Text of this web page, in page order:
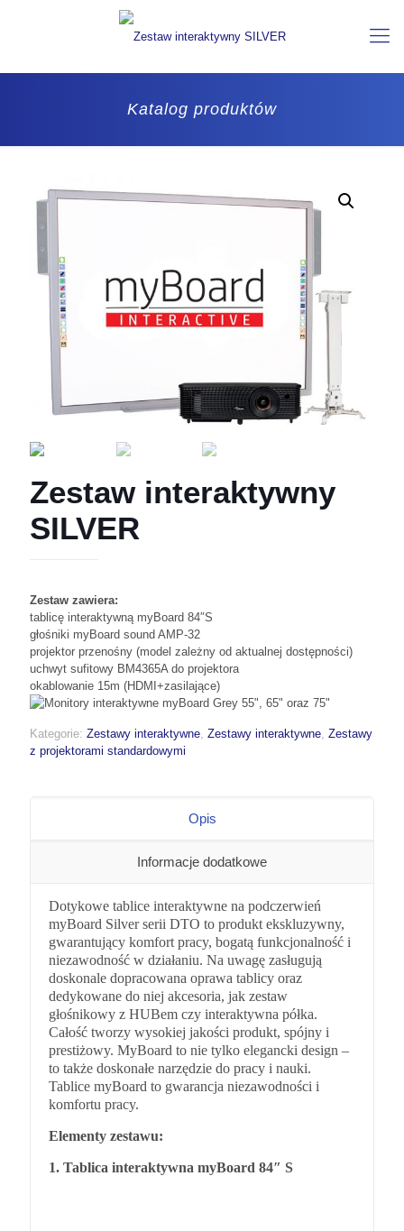
Katalog produktów
Zestaw interaktywny
SILVER
Zestaw zawiera:
tablicę interaktywną myBoard 84″S
głośniki myBoard sound AMP-32
projektor przenośny (model zależny od aktualnej dostępności)
uchwyt sufitowy BM4365A do projektora
okablowanie 15m (HDMI+zasilające)
Kategorie: Zestawy interaktywne Zestawy interaktywne Zestawy
z projektorami standardowymi
Opis
Informacje dodatkowe
Dotykowe tablice interaktywne na podczerwień
myBoard Silver serii DTO to produkt ekskluzywny,
gwarantujący komfort pracy, bogatą funkcjonalność i
niezawodność w działaniu. Na uwagę zasługują
doskonale dopracowana oprawa tablicy oraz
dedykowane do niej akcesoria, jak zestaw
głośnikowy z HUBem czy interaktywna półka.
Całość tworzy wysokiej jakości produkt, spójny i
prestiżowy. MyBoard to nie tylko elegancki design –
to także doskonałe narzędzie do pracy i nauki.
Tablice myBoard to gwarancja niezawodności i
komfortu pracy.
Elementy zestawu:
1. Tablica interaktywna myBoard 84″ S